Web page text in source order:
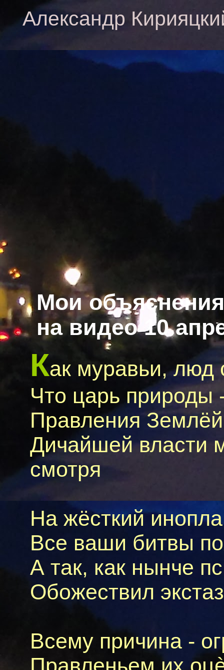
Александр
Мои
на видео 10
Как муравьи, люд
Что царь природы
Правления
Дичайшей власти
смотря
На жёсткий
Все ваши битвы
А так, как нынче
Обожествил
Всему причина -